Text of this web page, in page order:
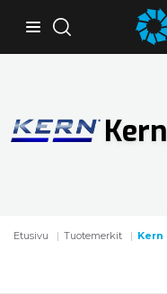
Etusivu Tuotemerkit Kern
Kern